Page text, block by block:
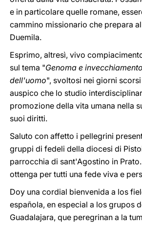
e in particolare quelle romane,
cammino missionario che prepara
Duemila.
Esprimo, altresì, vivo
sul tema "Genoma e
dell'uomo", svoltosi nei giorni scorsi
auspico che lo studio
promozione della vita umana nella
suoi diritti.
Saluto con affetto i pellegrini
gruppi di fedeli della diocesi di
parrocchia di sant'Agostino in
ottenga per tutti una fede viva e
Doy una cordial bienvenida a los
española, en especial a los grupos
Guadalajara, que peregrinan a la